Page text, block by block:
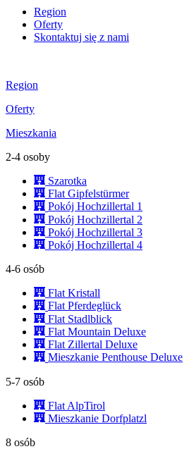
Region
Oferty
Skontaktuj się z nami
Region
Oferty
Mieszkania
2-4 osoby
Szarotka
Flat Gipfelstürmer
Pokój Hochzillertal 1
Pokój Hochzillertal 2
Pokój Hochzillertal 3
Pokój Hochzillertal 4
4-6 osób
Flat Kristall
Flat Pferdeglück
Flat Stadlblick
Flat Mountain Deluxe
Flat Zillertal Deluxe
Mieszkanie Penthouse Deluxe
5-7 osób
Flat AlpTirol
Mieszkanie Dorfplatzl
8 osób